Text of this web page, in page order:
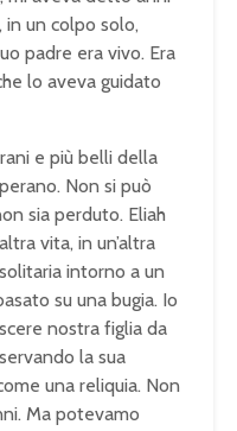
in un colpo solo,
padre era vivo. Era
lo aveva guidato
e più belli della
Non si può
sia perduto. Eliah
vita, in un’altra
intorno a un
su una bugia. Io
nostra figlia da
la sua
una reliquia. Non
Ma potevamo